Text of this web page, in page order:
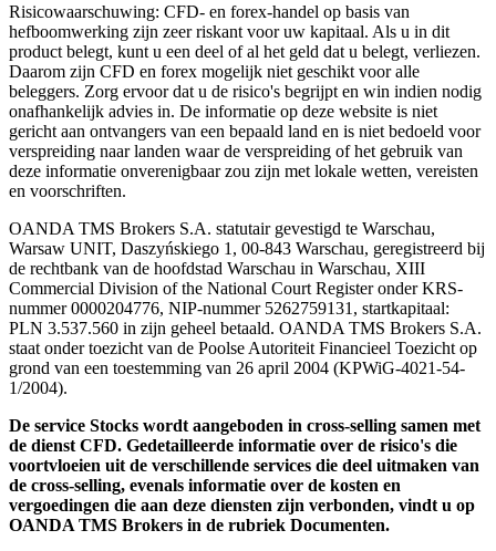
Risicowaarschuwing: CFD- en forex-handel op basis van
hefboomwerking zijn zeer riskant voor uw kapitaal. Als u in dit
product belegt, kunt u een deel of al het geld dat u belegt, verliezen.
Daarom zijn CFD en forex mogelijk niet geschikt voor alle
beleggers. Zorg ervoor dat u de risico's begrijpt en win indien nodig
onafhankelijk advies in. De informatie op deze website is niet
gericht aan ontvangers van een bepaald land en is niet bedoeld voor
verspreiding naar landen waar de verspreiding of het gebruik van
deze informatie onverenigbaar zou zijn met lokale wetten, vereisten
en voorschriften.
OANDA TMS Brokers S.A. statutair gevestigd te Warschau,
Warsaw UNIT, Daszyńskiego 1, 00-843 Warschau, geregistreerd bij
de rechtbank van de hoofdstad Warschau in Warschau, XIII
Commercial Division of the National Court Register onder KRS-
nummer 0000204776, NIP-nummer 5262759131, startkapitaal:
PLN 3.537.560 in zijn geheel betaald. OANDA TMS Brokers S.A.
staat onder toezicht van de Poolse Autoriteit Financieel Toezicht op
grond van een toestemming van 26 april 2004 (KPWiG-4021-54-
1/2004).
De service Stocks wordt aangeboden in cross-selling samen met
de dienst CFD. Gedetailleerde informatie over de risico's die
voortvloeien uit de verschillende services die deel uitmaken van
de cross-selling, evenals informatie over de kosten en
vergoedingen die aan deze diensten zijn verbonden, vindt u op
OANDA TMS Brokers in de rubriek Documenten.